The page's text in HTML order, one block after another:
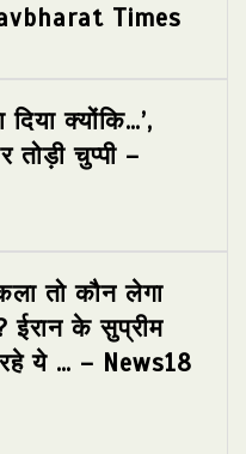
Times
दिया क्योंकि…’,
तोड़ी चुप्पी –
तो कौन लेगा
ईरान के सुप्रीम
ये … – News18